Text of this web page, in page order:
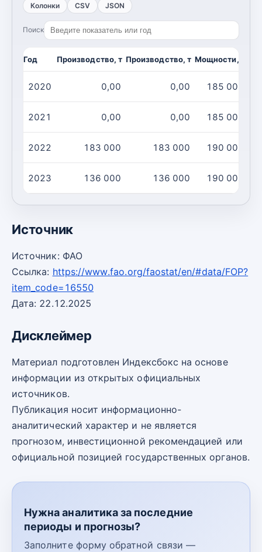
Колонки
CSV JSON
Поиск
Год Производство, т Производство, т Мощности, т
2020 0,00 0,00 185 000
2021 0,00 0,00 185 000
2022 183 000 183 000 190 000
2023 136 000 136 000 190 000
Источник
Источник: ФАО
Ссылка: https://www.fao.org/faostat/en/#data/FOP?
item_code=16550
Дата: 22.12.2025
Дисклеймер
Материал подготовлен Индексбокс на основе
информации из открытых официальных
источников.
Публикация носит информационно-
аналитический характер и не является
прогнозом, инвестиционной рекомендацией или
официальной позицией государственных органов.
Нужна аналитика за последние
периоды и прогнозы?
Заполните форму обратной связи —